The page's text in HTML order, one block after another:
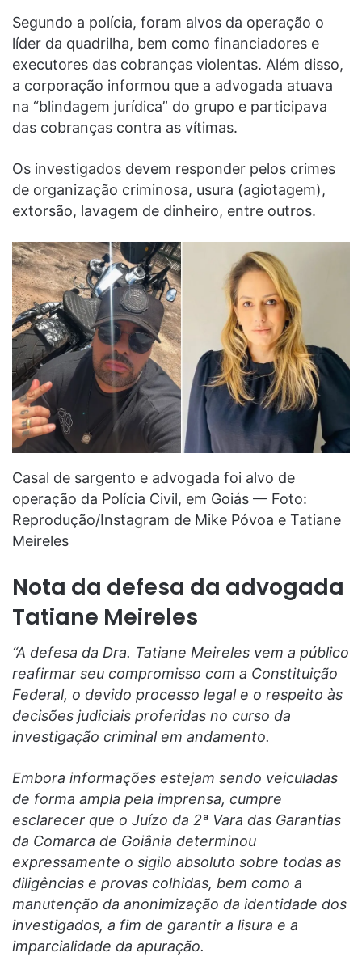
Segundo a polícia, foram alvos da operação o
líder da quadrilha, bem como financiadores e
executores das cobranças violentas. Além disso,
a corporação informou que a advogada atuava
na “blindagem jurídica” do grupo e participava
das cobranças contra as vítimas.
Os investigados devem responder pelos crimes
de organização criminosa, usura (agiotagem),
extorsão, lavagem de dinheiro, entre outros.
Casal de sargento e advogada foi alvo de
operação da Polícia Civil, em Goiás — Foto:
Reprodução/Instagram de Mike Póvoa e Tatiane
Meireles
Nota da defesa da advogada
Tatiane Meireles
“A defesa da Dra. Tatiane Meireles vem a público
reafirmar seu compromisso com a Constituição
Federal, o devido processo legal e o respeito às
decisões judiciais proferidas no curso da
investigação criminal em andamento.
Embora informações estejam sendo veiculadas
de forma ampla pela imprensa, cumpre
esclarecer que o Juízo da 2ª Vara das Garantias
da Comarca de Goiânia determinou
expressamente o sigilo absoluto sobre todas as
diligências e provas colhidas, bem como a
manutenção da anonimização da identidade dos
investigados, a fim de garantir a lisura e a
imparcialidade da apuração.